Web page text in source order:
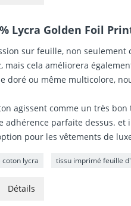
Lycra Golden Foil
sur feuille, non seulement
mais cela améliorera
doré ou même multicolore,
agissent comme un très
adhérence parfaite dessus. et
pour les vêtements de
lycra tissu imprimé feuille
Détails